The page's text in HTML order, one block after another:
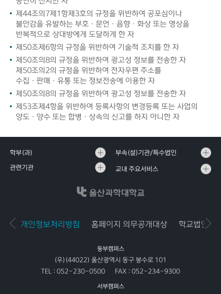
제44조의7제1항제3호의 규정을 위반하여 공포심이나
불안감을 유발하는 부호ㆍ문언ㆍ음향ㆍ화상 또는 영상을
반복적으로 상대방에게 도달하게 한 자
제50조제6항의 규정을 위반하여 기술적 조치를 한 자
제50조의8의 규정을 위반하여 광고성 정보를 전송한 자
제50조의2의 규정을 위반하여 전자우편 주소를
수집ㆍ판매ㆍ유통 또는 정보전송에 이용한 자
제50조의8의 규정을 위반하여 광고성 정보를 전송한 자
제53조제4항을 위반하여 등록사항의 변경등록 또는 사업의
양도ㆍ양수 또는 합병ㆍ상속의 신고를 하지 아니한 자
동부캠퍼스
(우)(44022) 울산광역시 동구 봉수로 101
TEL : 052-230-0500 FAX : 052-234-9300
서부캠퍼스
개인정보처리방침 홈페이지 의무공개대상 학교법인공
학부(과) 부속(설)기관/특수법인
관련기관 교내 주요서비스